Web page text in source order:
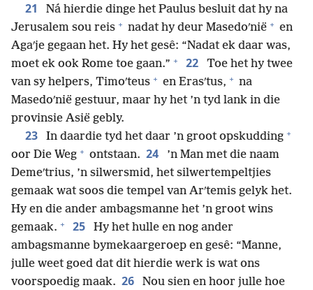
21
Ná hierdie dinge het Paulus besluit dat hy na
Jerusalem sou reis + nadat hy deur Masedoʹnië + en
Agaʹje gegaan het. Hy het gesê: “Nadat ek daar was,
moet ek ook Rome toe gaan.” + 22
Toe het hy twee
van sy helpers, Timoʹteus + en Erasʹtus, + na
Masedoʹnië gestuur, maar hy het ’n tyd lank in die
provinsie Asië gebly.
23 In daardie tyd het daar ’n groot opskudding +
oor Die Weg + ontstaan. 24
’n Man met die naam
Demeʹtrius, ’n silwersmid, het silwertempeltjies
gemaak wat soos die tempel van Arʹtemis gelyk het.
Hy en die ander ambagsmanne het ’n groot wins
gemaak. + 25
Hy het hulle en nog ander
ambagsmanne bymekaargeroep en gesê: “Manne,
julle weet goed dat dit hierdie werk is wat ons
voorspoedig maak. 26
Nou sien en hoor julle hoe